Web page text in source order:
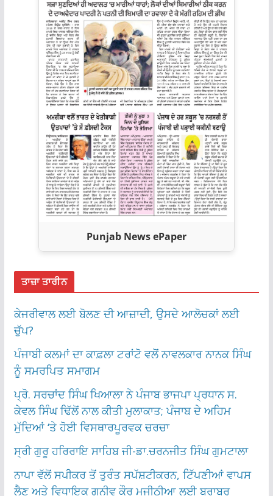
Punjab News ePaper
ਤਾਜ਼ਾ ਤਾਰੀਨ
ਕੇਜਰੀਵਾਲ ਲਈ ਬੋਲਣ ਦੀ ਆਜ਼ਾਦੀ, ਉਸਦੇ ਆਲੋਚਕਾਂ ਲਈ
ਚੁੱਪ?
ਪੰਜਾਬੀ ਕਲਮਾਂ ਦਾ ਕਾਫ਼ਲਾ ਟਰਾਂਟੋ ਵਲੋਂ ਨਾਵਲਕਾਰ ਨਾਨਕ ਸਿੰਘ
ਨੂੰ ਸਮਰਪਿਤ ਸਮਾਗਮ
ਪ੍ਰੋ. ਸਰਚਾਂਦ ਸਿੰਘ ਖਿਆਲਾ ਨੇ ਪੰਜਾਬ ਭਾਜਪਾ ਪ੍ਰਧਾਨ ਸ.
ਕੇਵਲ ਸਿੰਘ ਢਿੱਲੋਂ ਨਾਲ ਕੀਤੀ ਮੁਲਾਕਾਤ; ਪੰਜਾਬ ਦੇ ਅਹਿਮ
ਮੁੱਦਿਆਂ ‘ਤੇ ਹੋਈ ਵਿਸਥਾਰਪੂਰਵਕ ਚਰਚਾ
ਸ੍ਰੀ ਗੁਰੂ ਹਰਿਰਾਇ ਸਾਹਿਬ ਜੀ-ਡਾ.ਚਰਨਜੀਤ ਸਿੰਘ ਗੁਮਟਾਲਾ
ਨਾਪਾ ਵੱਲੋਂ ਸਪੀਕਰ ਤੋਂ ਤੁਰੰਤ ਸਪੱਸ਼ਟੀਕਰਨ, ਟਿੱਪਣੀਆਂ ਵਾਪਸ
ਲੈਣ ਅਤੇ ਵਿਧਾਇਕ ਗਨੀਵ ਕੌਰ ਮਜੀਠੀਆ ਲਈ ਬਰਾਬਰ